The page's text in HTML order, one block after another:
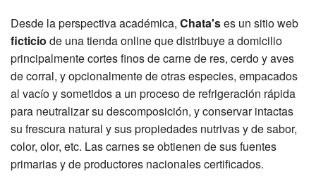
Desde la perspectiva académica, Chata'ses un sitio web
ficticio de una tienda online que distribuye a domicilio
principalmente cortes finos de carne de res, cerdo y aves
de corral, y opcionalmente de otras especies, empacados
al vacío y sometidos a un proceso de refrigeración rápida
para neutralizar su descomposición, y conservar intactas
su frescura natural y sus propiedades nutrivas y de sabor,
color, olor, etc. Las carnes se obtienen de sus fuentes
primarias y de productores nacionales certificados.